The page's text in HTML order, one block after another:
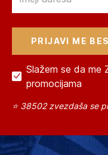
Slažem se da me
promocijama
⭐ 38502 zvezdaša se